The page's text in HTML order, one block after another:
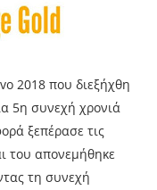
2018 που διεξήχθη
5η συνεχή χρονιά
ξεπέρασε τις
του απονεμήθηκε
τη συνεχή